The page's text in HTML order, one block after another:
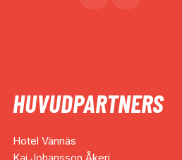
HUVUDPARTNERS
Hotel Vännäs